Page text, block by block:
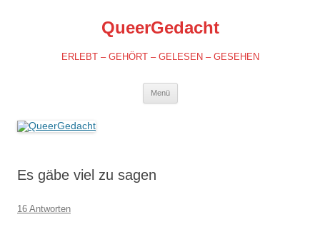
QueerGedacht
ERLEBT – GEHÖRT – GELESEN – GESEHEN
Menü
Es gäbe viel zu sagen
16 Antworten